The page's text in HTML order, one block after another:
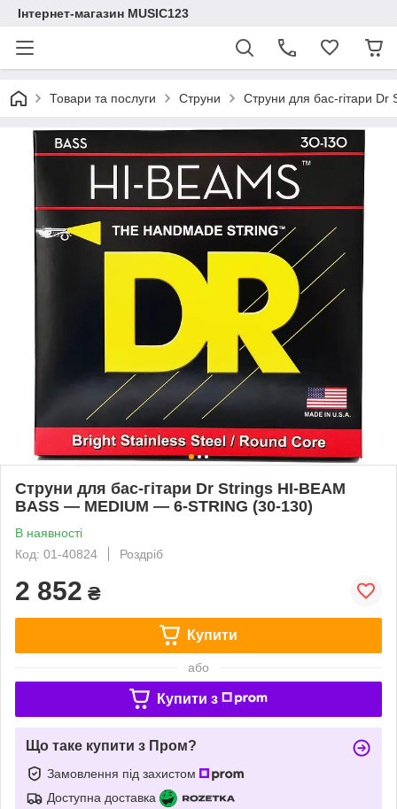
Інтернет-магазин MUSIC123
Товари та послуги Струни Струни для бас-гітари
Струни для бас-гітари Dr Strings HI-BEAM
BASS — MEDIUM — 6-STRING (30-130)
В наявності
Код: 01-40824
Роздріб
2 852 ₴
Купити
або
Купити з
Що таке купити з Пром?
Замовлення під захистом
Доступна доставка